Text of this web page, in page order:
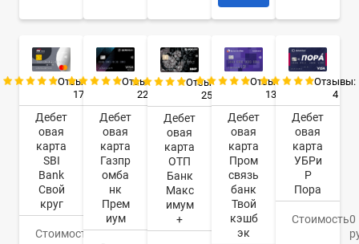
Отзывы:
17
Дебет
овая
карта
SBI
Bank
Свой
круг
Стоимость0
Отзывы:
22
Дебет
овая
карта
Газпр
омба
нк
Прем
иум
Отзывы:
25
Дебет
овая
карта
ОТП
Банк
Макс
имум
+
Отзывы:
13
Дебет
овая
карта
Пром
связь
банк
Твой
кэшб
эк
Отзывы:
4
Дебет
овая
карта
УБРи
Р
Пора
Стоимость0